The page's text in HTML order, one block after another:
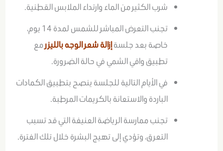
شرب الكثير من الماء وارتداء الملابس القطنية.
تجنب التعرض المباشر للشمس لمدة 14 يوم،
خاصة بعد جلسةإزالة شعر الوجه بالليزر مع
تطبيق واقي الشمي في حالة الضرورة.
في الأيام التالية للجلسة ينصح بتطبيق الكمادات
الباردة والاستعانة بالكريمات المرطبة.
تجنب ممارسة الرياضة العنيفة التي قد تسبب
التعرق، وتؤدي إلى تهيج البشرة خلال تلك الفترة.